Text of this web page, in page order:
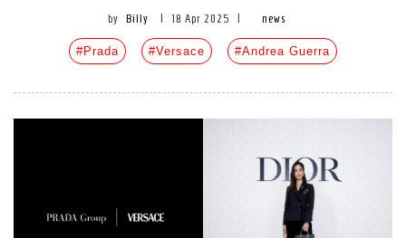
by Billy 18 Apr 2025 news
#Prada #Versace #Andrea Guerra